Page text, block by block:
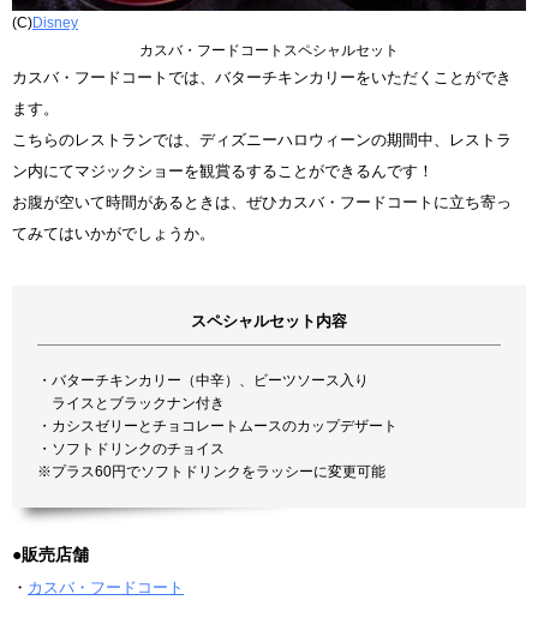
(C)Disney
カスバ・フードコートスペシャルセット
カスバ・フードコートでは、バターチキンカリーをいただくことができ
ます。
こちらのレストランでは、ディズニーハロウィーンの期間中、レストラ
ン内にてマジックショーを観賞るすることができるんです！
お腹が空いて時間があるときは、ぜひカスバ・フードコートに立ち寄っ
てみてはいかがでしょうか。
スペシャルセット内容
・バターチキンカリー（中辛）、ビーツソース入り
ライスとブラックナン付き
・カシスゼリーとチョコレートムースのカップデザート
・ソフトドリンクのチョイス
※プラス60円でソフトドリンクをラッシーに変更可能
●販売店舗
・ カスバ・フードコート